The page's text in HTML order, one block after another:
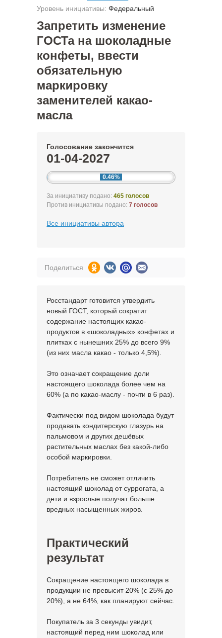
Уровень инициативы: Федеральный
Запретить изменение
ГОСТа на шоколадные
конфеты, ввести
обязательную
маркировку
заменителей какао-
масла
Голосование закончится
01-04-2027
0.46%
За инициативу подано: 465 голосов
Против инициативы подано: 7 голосов
Все инициативы автора
Поделиться
Росстандарт готовится утвердить
новый ГОСТ, который сократит
содержание настоящих какао-
продуктов в «шоколадных» конфетах и
плитках с нынешних 25% до всего 9%
(из них масла какао - только 4,5%).
Это означает сокращение доли
настоящего шоколада более чем на
60% (а по какао-маслу - почти в 6 раз).
Фактически под видом шоколада будут
продавать кондитерскую глазурь на
пальмовом и других дешёвых
растительных маслах без какой-либо
особой маркировки.
Потребитель не сможет отличить
настоящий шоколад от суррогата, а
дети и взрослые получат больше
вредных насыщенных жиров.
Практический
результат
Сокращение настоящего шоколада в
продукции не превысит 20% (с 25% до
20%), а не 64%, как планируют сейчас.
Покупатель за 3 секунды увидит,
настоящий перед ним шоколад или